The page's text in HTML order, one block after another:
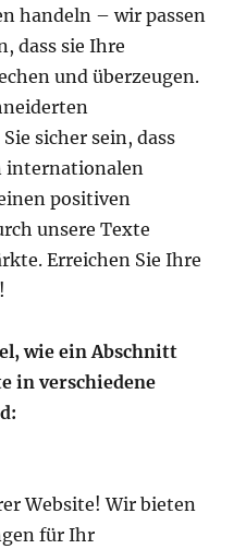
handeln – wir passen
dass sie Ihre
und überzeugen.
sicher sein, dass
internationalen
positiven
unsere Texte
Erreichen Sie Ihre
wie ein Abschnitt
in verschiedene
Website! Wir bieten
für Ihr